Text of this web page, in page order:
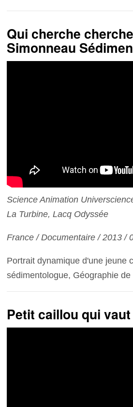
Qui cherche
Simonneau
Science Animation
La Turbine, Lacq Odyssée
France / Documentaire / 2013 /
Portrait dynamique d'une jeune
sédimentologue, Géographie
Petit caillou qui vaut